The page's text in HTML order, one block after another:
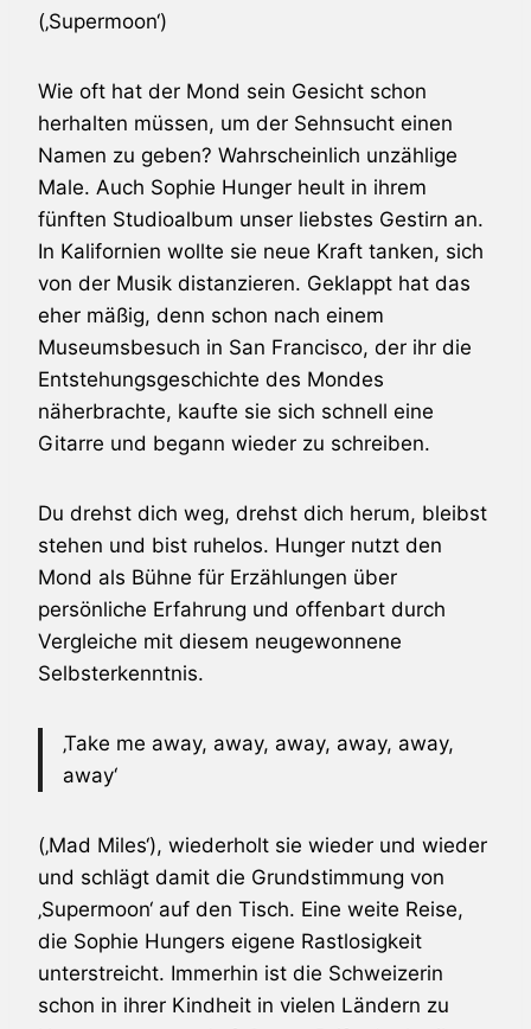
(‚Supermoon‘)
Wie oft hat der Mond sein Gesicht schon
herhalten müssen, um der Sehnsucht einen
Namen zu geben? Wahrscheinlich unzählige
Male. Auch Sophie Hunger heult in ihrem
fünften Studioalbum unser liebstes Gestirn an.
In Kalifornien wollte sie neue Kraft tanken, sich
von der Musik distanzieren. Geklappt hat das
eher mäßig, denn schon nach einem
Museumsbesuch in San Francisco, der ihr die
Entstehungsgeschichte des Mondes
näherbrachte, kaufte sie sich schnell eine
Gitarre und begann wieder zu schreiben.
Du drehst dich weg, drehst dich herum, bleibst
stehen und bist ruhelos. Hunger nutzt den
Mond als Bühne für Erzählungen über
persönliche Erfahrung und offenbart durch
Vergleiche mit diesem neugewonnene
Selbsterkenntnis.
‚Take me away, away, away, away, away,
away‘
(‚Mad Miles‘), wiederholt sie wieder und wieder
und schlägt damit die Grundstimmung von
‚Supermoon‘ auf den Tisch. Eine weite Reise,
die Sophie Hungers eigene Rastlosigkeit
unterstreicht. Immerhin ist die Schweizerin
schon in ihrer Kindheit in vielen Ländern zu